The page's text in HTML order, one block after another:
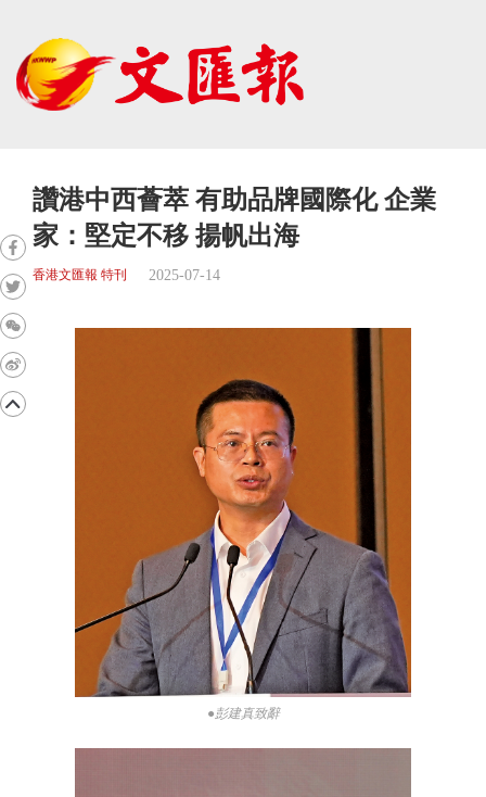
讚港中西薈萃 有助品牌國際化 企業
家：堅定不移 揚帆出海
香港文匯報 特刊 2025-07-14
●彭建真致辭